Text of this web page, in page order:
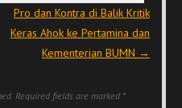
Pro dan Kontra di Balik Kritik
Keras Ahok ke Pertamina dan
Kementerian BUMN →
Required fields are marked *